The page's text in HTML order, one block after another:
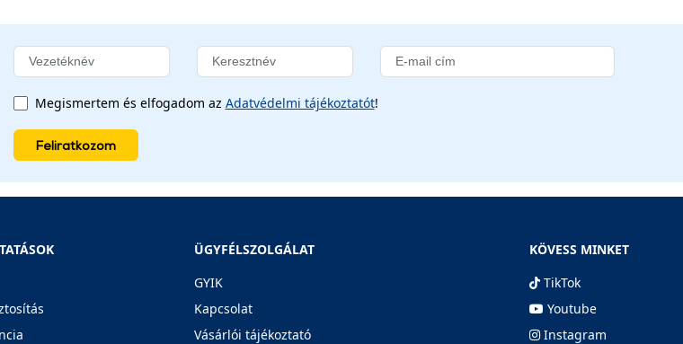
Megismertem és elfogadom az Adatvédelmi tájékoztatót!
Feliratkozom
ÜGYFÉLSZOLGÁLAT
GYIK
Kapcsolat
Vásárlói tájékoztató
KÖVESS MINKET
TikTok
Youtube
Instagram